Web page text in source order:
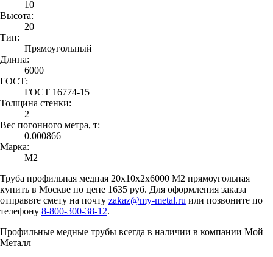
10
Высота:
20
Тип:
Прямоугольный
Длина:
6000
ГОСТ:
ГОСТ 16774-15
Толщина стенки:
2
Вес погонного метра, т:
0.000866
Марка:
М2
Труба профильная медная 20х10х2х6000 М2 прямоугольная
купить в Москве по цене 1635 руб. Для оформления заказа
отправьте смету на почту zakaz@my-metal.ru или позвоните по
телефону 8-800-300-38-12.
Профильные медные трубы всегда в наличии в компании Мой
Металл